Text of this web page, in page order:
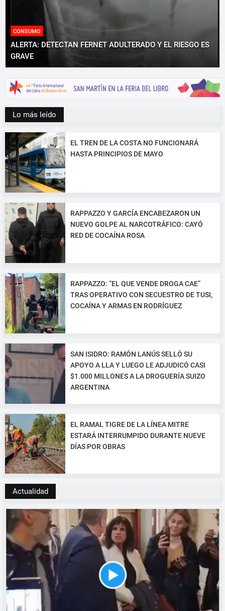
CONSUMO
ALERTA: DETECTAN FERNET ADULTERADO Y EL RIESGO ES
GRAVE
Lo más leído
EL TREN DE LA COSTA NO FUNCIONARÁ
HASTA PRINCIPIOS DE MAYO
RAPPAZZO Y GARCÍA ENCABEZARON UN
NUEVO GOLPE AL NARCOTRÁFICO: CAYÓ
RED DE COCAÍNA ROSA
RAPPAZZO: “EL QUE VENDE DROGA CAE”
TRAS OPERATIVO CON SECUESTRO DE TUSI,
COCAÍNA Y ARMAS EN RODRÍGUEZ
SAN ISIDRO: RAMÓN LANÚS SELLÓ SU
APOYO A LLA Y LUEGO LE ADJUDICÓ CASI
$1.000 MILLONES A LA DROGUERÍA SUIZO
ARGENTINA
EL RAMAL TIGRE DE LA LÍNEA MITRE
ESTARÁ INTERRUMPIDO DURANTE NUEVE
DÍAS POR OBRAS
Actualidad